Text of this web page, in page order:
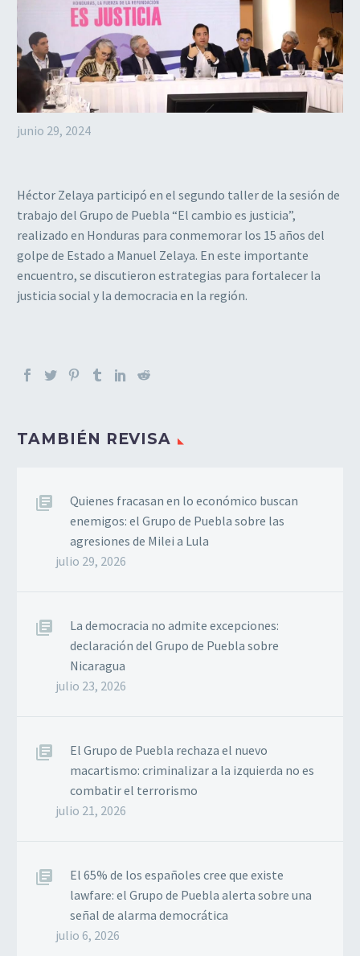
junio 29, 2024
Héctor Zelaya participó en el segundo taller de la sesión de
trabajo del Grupo de Puebla “El cambio es justicia”,
realizado en Honduras para conmemorar los 15 años del
golpe de Estado a Manuel Zelaya. En este importante
encuentro, se discutieron estrategias para fortalecer la
justicia social y la democracia en la región.
TAMBIÉN REVISA
Quienes fracasan en lo económico buscan
enemigos: el Grupo de Puebla sobre las
agresiones de Milei a Lula
julio 29, 2026
La democracia no admite excepciones:
declaración del Grupo de Puebla sobre
Nicaragua
julio 23, 2026
El Grupo de Puebla rechaza el nuevo
macartismo: criminalizar a la izquierda no es
combatir el terrorismo
julio 21, 2026
El 65% de los españoles cree que existe
lawfare: el Grupo de Puebla alerta sobre una
señal de alarma democrática
julio 6, 2026